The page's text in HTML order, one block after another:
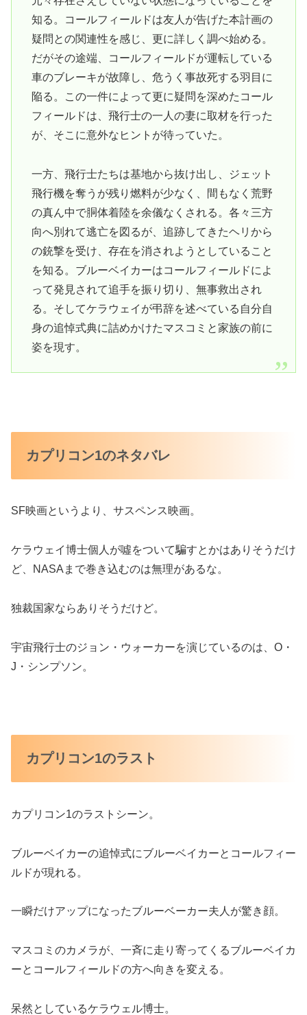
知る。コールフィールドは友人が告げた本計画の
疑問との関連性を感じ、更に詳しく調べ始める。
だがその途端、コールフィールドが運転している
車のブレーキが故障し、危うく事故死する羽目に
陥る。この一件によって更に疑問を深めたコール
フィールドは、飛行士の一人の妻に取材を行った
が、そこに意外なヒントが待っていた。
一方、飛行士たちは基地から抜け出し、ジェット
飛行機を奪うが残り燃料が少なく、間もなく荒野
の真ん中で胴体着陸を余儀なくされる。各々三方
向へ別れて逃亡を図るが、追跡してきたヘリから
の銃撃を受け、存在を消されようとしていること
を知る。ブルーベイカーはコールフィールドによ
って発見されて追手を振り切り、無事救出され
る。そしてケラウェイが弔辞を述べている自分自
身の追悼式典に詰めかけたマスコミと家族の前に
姿を現す。
カプリコン1のネタバレ
SF映画というより、サスペンス映画。
ケラウェイ博士個人が噓をついて騙すとかはありそうだけ
ど、NASAまで巻き込むのは無理があるな。
独裁国家ならありそうだけど。
宇宙飛行士のジョン・ウォーカーを演じているのは、O・
J・シンプソン。
カプリコン1のラスト
カプリコン1のラストシーン。
ブルーベイカーの追悼式にブルーベイカーとコールフィー
ルドが現れる。
一瞬だけアップになったブルーベーカー夫人が驚き顔。
マスコミのカメラが、一斉に走り寄ってくるブルーベイカ
ーとコールフィールドの方へ向きを変える。
呆然としているケラウェル博士。